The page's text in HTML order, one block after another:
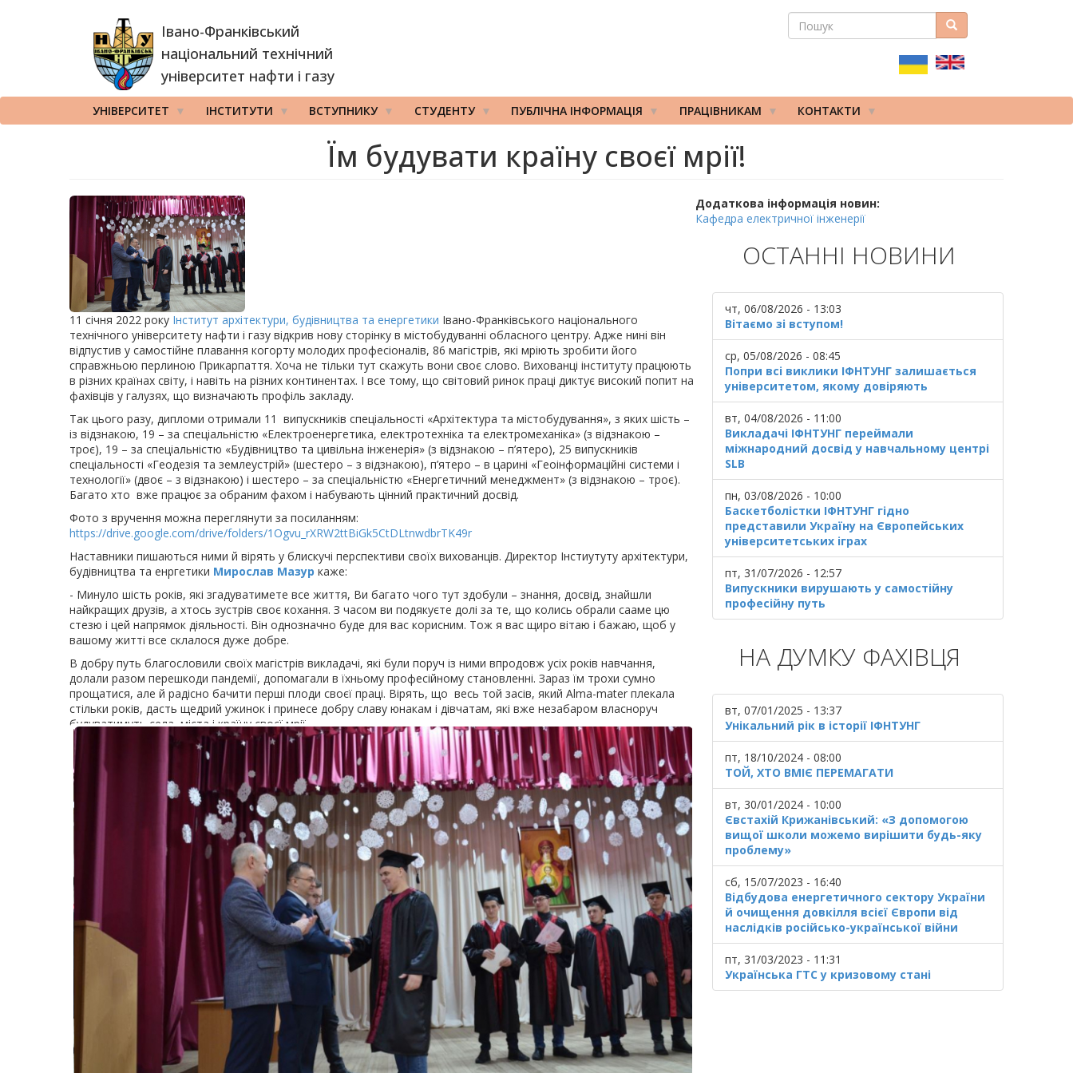
Івано-Франківський
національний технічний
університет нафти і газу
ПОШУКОВА
ПОШУК Пошук
УНІВЕРСИТЕТ ІНСТИТУТИ ВСТУПНИКУ СТУДЕНТУ ПУБЛІЧНА ІНФОРМАЦІЯ ПРАЦІВНИКАМ КОНТАКТИ
Їм будувати країну своєї мрії!
11 січня 2022 року Інститут архітектури, будівництва та енергетики Івано-Франківського національного
технічного університету нафти і газу відкрив нову сторінку в містобудуванні обласного центру. Адже нині він
відпустив у самостійне плавання когорту молодих професіоналів, 86 магістрів, які мріють зробити його
справжньою перлиною Прикарпаття. Хоча не тільки тут скажуть вони своє слово. Вихованці інституту працюють
в різних країнах світу, і навіть на різних континентах. І все тому, що світовий ринок праці диктує високий попит на
фахівців у галузях, що визначають профіль закладу.
Так цього разу, дипломи отримали 11 випускників спеціальності «Архітектура та містобудування», з яких шість –
із відзнакою, 19 – за спеціальністю «Електроенергетика, електротехніка та електромеханіка» (з відзнакою –
троє), 19 – за спеціальністю «Будівництво та цивільна інженерія» (з відзнакою – п’ятеро), 25 випускників
спеціальності «Геодезія та землеустрій» (шестеро – з відзнакою), п’ятеро – в царині «Геоінформаційні системи і
технології» (двоє – з відзнакою) і шестеро – за спеціальністю «Енергетичний менеджмент» (з відзнакою – троє).
Багато хто вже працює за обраним фахом і набувають цінний практичний досвід.
Фото з вручення можна переглянути за посиланням:
https://drive.google.com/drive/folders/1Ogvu_rXRW2ttBiGk5CtDLtnwdbrTK49r
Наставники пишаються ними й вірять у блискучі перспективи своїх вихованців. Директор Інстиутуту архітектури,
будівництва та енргетики Мирослав Мазур каже:
- Минуло шість років, які згадуватимете все життя, Ви багато чого тут здобули – знання, досвід, знайшли
найкращих друзів, а хтось зустрів своє кохання. З часом ви подякуєте долі за те, що колись обрали сааме цю
стезю і цей напрямок діяльності. Він однозначно буде для вас корисним. Тож я вас щиро вітаю і бажаю, щоб у
вашому житті все склалося дуже добре.
В добру путь благословили своїх магістрів викладачі, які були поруч із ними впродовж усіх років навчання,
долали разом перешкоди пандемії, допомагали в їхньому професійному становленні. Зараз їм трохи сумно
прощатися, але й радісно бачити перші плоди своєї праці. Вірять, що весь той засів, який Alma-mater плекала
стільки років, дасть щедрий ужинок і принесе добру славу юнакам і дівчатам, які вже незабаром власноруч
будуватимуть села, міста і країну своєї мрії.
Додаткова інформація новин:
Кафедра електричної інженерії
ОСТАННІ НОВИНИ
чт, 06/08/2026 - 13:03
Вітаємо зі вступом!
ср, 05/08/2026 - 08:45
Попри всі виклики ІФНТУНГ залишається
університетом, якому довіряють
вт, 04/08/2026 - 11:00
Викладачі ІФНТУНГ переймали
міжнародний досвід у навчальному центрі
SLB
пн, 03/08/2026 - 10:00
Баскетболістки ІФНТУНГ гідно
представили Україну на Європейських
університетських іграх
пт, 31/07/2026 - 12:57
Випускники вирушають у самостійну
професійну путь
НА ДУМКУ ФАХІВЦЯ
вт, 07/01/2025 - 13:37
Унікальний рік в історії ІФНТУНГ
пт, 18/10/2024 - 08:00
ТОЙ, ХТО ВМІЄ ПЕРЕМАГАТИ
вт, 30/01/2024 - 10:00
Євстахій Крижанівський: «З допомогою
вищої школи можемо вирішити будь-яку
проблему»
сб, 15/07/2023 - 16:40
Відбудова енергетичного сектору України
й очищення довкілля всієї Європи від
наслідків російсько-української війни
пт, 31/03/2023 - 11:31
Українська ГТС у кризовому стані